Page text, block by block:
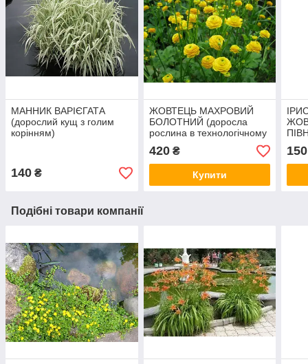
МАННИК ВАРІЄГАТА
(дорослий кущ з голим
корінням)
140 ₴
ЖОВТЕЦЬ МАХРОВИЙ
БОЛОТНИЙ (доросла
рослина в технологічному
горщику)
420₴
Купити
з
150
Подібні товари компанії